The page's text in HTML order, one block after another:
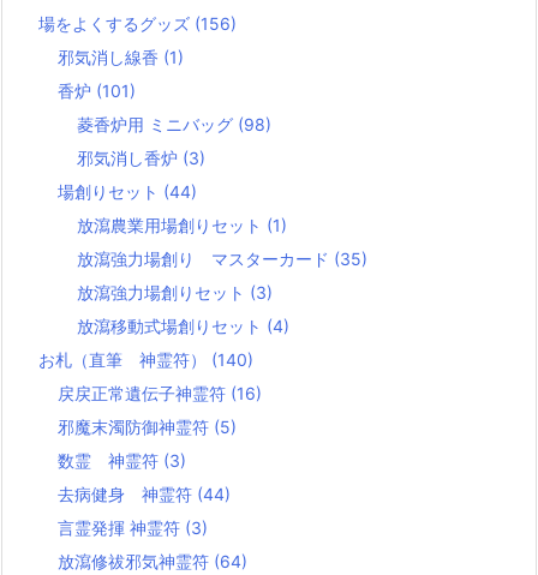
場をよくするグッズ (156)
邪気消し線香 (1)
香炉 (101)
菱香炉用 ミニバッグ (98)
邪気消し香炉 (3)
場創りセット (44)
放瀉農業用場創りセット (1)
放瀉強力場創り マスターカード (35)
放瀉強力場創りセット (3)
放瀉移動式場創りセット (4)
お札（直筆 神霊符） (140)
戻戻正常遺伝子神霊符 (16)
邪魔末濁防御神霊符 (5)
数霊 神霊符 (3)
去病健身 神霊符 (44)
言霊発揮 神霊符 (3)
放瀉修祓邪気神霊符 (64)